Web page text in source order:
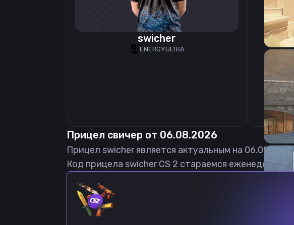
swicher
ENERGYULTRA
Прицел свичер от 06.08.2026
Прицел swicherявляется актуальным на 06.08.2026
Код прицела swicherCS 2 стараемся еженедельно